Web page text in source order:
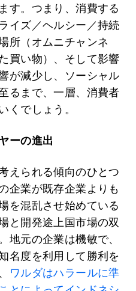
す。つまり、消費する
イズ／ヘルシー／持続
所（オムニチャンネ
買い物）、そして影響
が減少し、ソーシャル
るまで、一層、消費者
くでしょう。
ーの進出
えられる傾向のひとつ
企業が既存企業よりも
を混乱させ始めている
と開発途上国市場の双
地元の企業は機敏で、
名度を利用して勝利を
ワルダはハラールに準